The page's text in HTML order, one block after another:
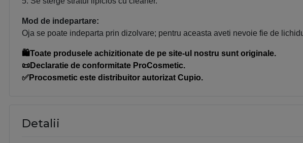
Mod de indepartare:
Oja se poate indeparta prin dizolvare; pentru aceasta aveti nevoie fie de
🛍️Toate produsele achizitionate de pe site-ul nostru sunt originale.
📜Declaratie de conformitate ProCosmetic.
✅Procosmetic este distribuitor autorizat Cupio.
Detalii